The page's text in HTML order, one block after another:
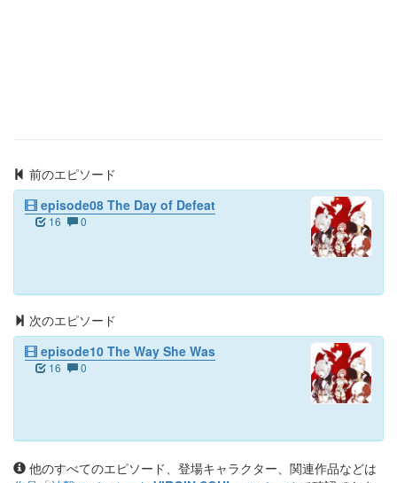
前のエピソード
episode08 The Day of Defeat
16 0
次のエピソード
episode10 The Way She Was
16 0
他のすべてのエピソード、登場キャラクター、関連作品などは